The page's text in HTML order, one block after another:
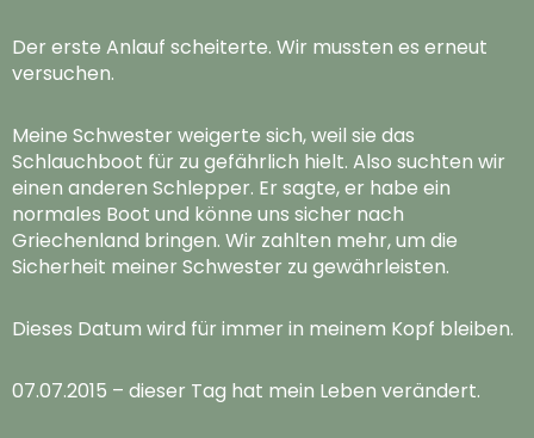
Der erste Anlauf scheiterte. Wir mussten es erneut
versuchen.
Meine Schwester weigerte sich, weil sie das
Schlauchboot für zu gefährlich hielt. Also suchten wir
einen anderen Schlepper. Er sagte, er habe ein
normales Boot und könne uns sicher nach
Griechenland bringen. Wir zahlten mehr, um die
Sicherheit meiner Schwester zu gewährleisten.
Dieses Datum wird für immer in meinem Kopf bleiben.
07.07.2015 – dieser Tag hat mein Leben verändert.